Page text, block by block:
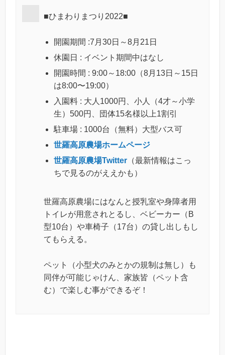
■ひまわりまつり2022■
開園期間 :7月30日～8月21日
休園日 : イベント期間中はなし
開園時間 : 9:00～18:00（8月13日～15日
は8:00〜19:00）
入園料 : 大人1000円、小人（4才～小学
生）500円、団体15名様以上1割引
駐車場 : 1000台（無料）大型バス可
世羅高原農場ホームページ
世羅高原農場Twitter （最新情報はこっ
ちで見るのがええかも）
世羅高原農場にはなんと授乳室や身障者用
トイレが用意されとるし、ベビーカー（B
型10台）や車椅子（17台）の貸し出しもし
てもらえる。
ペット（小型犬のみとかの規制は無し）も
同伴が可能じゃけん、家族皆（ペット含
む）で楽しむ事ができるぞ！